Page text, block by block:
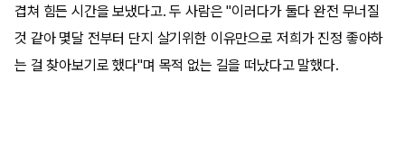
겹쳐 힘든 시간을 보냈다고. 두 사람은 "이러다가 둘다 완전 무너질
것 같아 몇달 전부터 단지 살기위한 이유만으로 저희가 진정 좋아하
는 걸 찾아보기로 했다"며 목적 없는 길을 떠났다고 말했다.